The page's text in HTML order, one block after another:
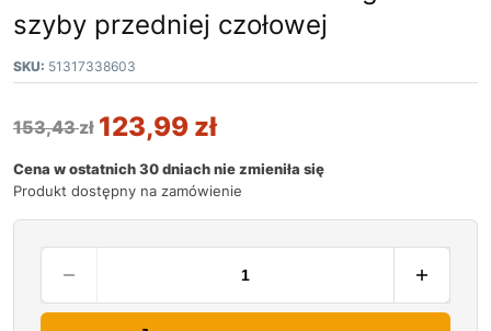
szyby przedniej czołowej
SKU: 51317338603
153,43zł 123,99 zł
Cena w ostatnich 30 dniach nie zmieniła się
Produkt dostępny na zamówienie